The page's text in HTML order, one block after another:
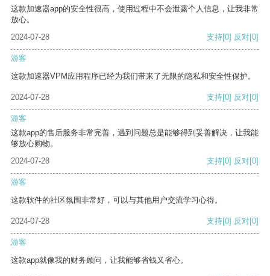
这款加速器app的安全性很高，使用过程中不会泄露个人信息，让我非常
放心。
2024-07-28
支持[0] 反对[0]
游客
这款加速器VPM应用程序已经为我们带来了无限的隐私和安全性保护。
2024-07-28 支持[0] 反对[0]
游客
这款app的售后服务非常完善，遇到问题总是能够得到妥善解决，让我能
够放心购物。
2024-07-28
支持[0] 反对[0]
游客
这款软件的社区氛围非常好，可以与其他用户交流学习心得。
2024-07-28 支持[0] 反对[0]
游客
这款app就像我的财务顾问，让我能够省钱又省心。